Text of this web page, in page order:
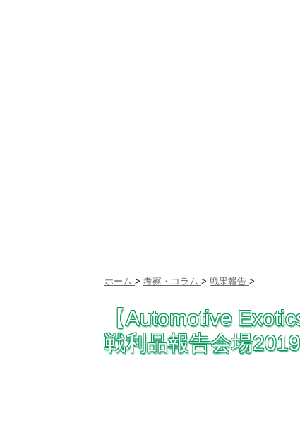
ホーム > 考察・コラム > 戦果報告 >
【Automotive
戦利品報告会場